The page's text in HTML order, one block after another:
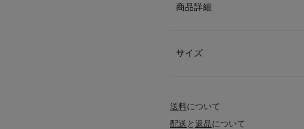
商品詳細
サイズ
送料について
配送と返品について